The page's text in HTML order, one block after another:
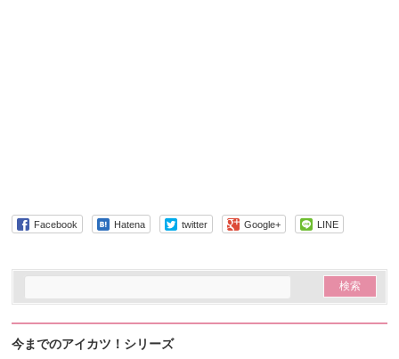
Facebook Hatena twitter Google+ LINE
今までのアイカツ！シリーズ